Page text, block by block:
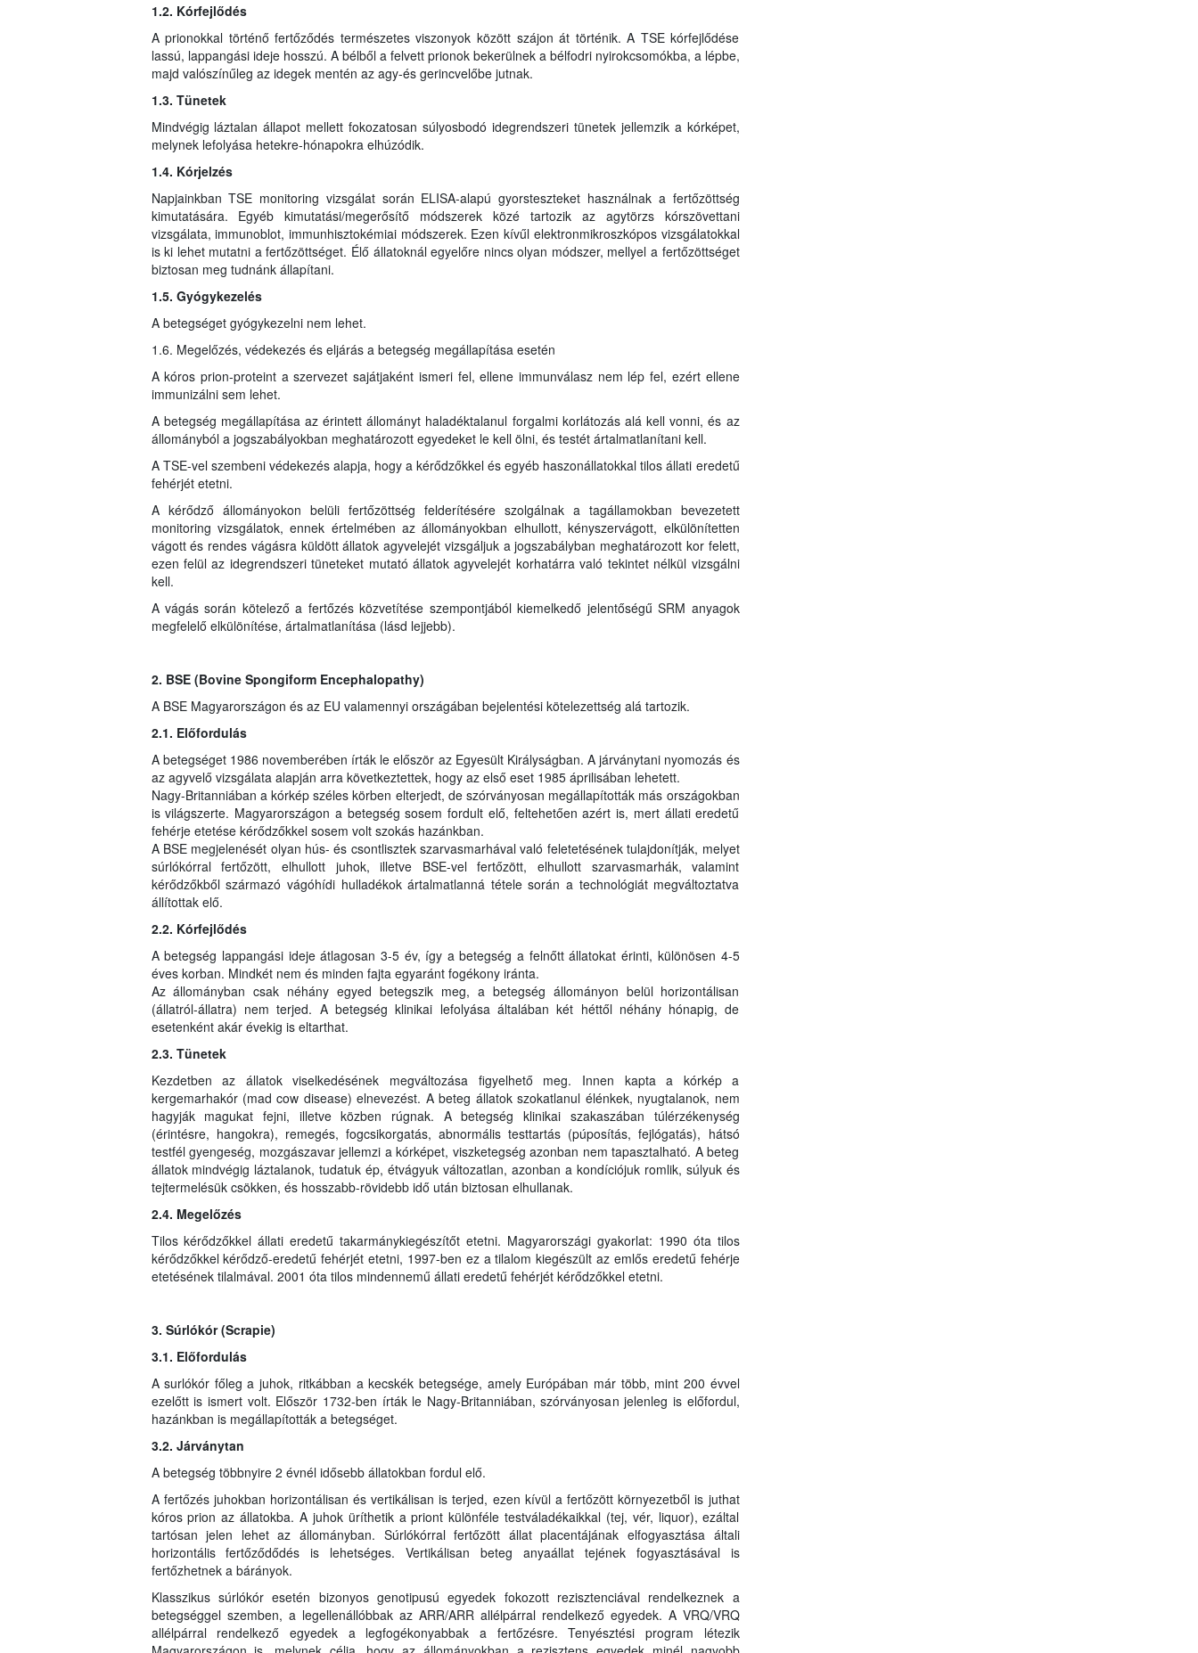
1.2. Kórfejlődés
A prionokkal történő fertőződés természetes viszonyok között szájon át történik. A TSE kórfejlődése
lassú, lappangási ideje hosszú. A bélből a felvett prionok bekerülnek a bélfodri nyirokcsomókba, a lépbe,
majd valószínűleg az idegek mentén az agy-és gerincvelőbe jutnak.
1.3. Tünetek
Mindvégig láztalan állapot mellett fokozatosan súlyosbodó idegrendszeri tünetek jellemzik a kórképet,
melynek lefolyása hetekre-hónapokra elhúzódik.
1.4. Kórjelzés
Napjainkban TSE monitoring vizsgálat során ELISA-alapú gyorsteszteket használnak a fertőzöttség
kimutatására. Egyéb kimutatási/megerősítő módszerek közé tartozik az agytörzs kórszövettani
vizsgálata, immunoblot, immunhisztokémiai módszerek. Ezen kívűl elektronmikroszkópos vizsgálatokkal
is ki lehet mutatni a fertőzöttséget. Élő állatoknál egyelőre nincs olyan módszer, mellyel a fertőzöttséget
biztosan meg tudnánk állapítani.
1.5. Gyógykezelés
A betegséget gyógykezelni nem lehet.
1.6. Megelőzés, védekezés és eljárás a betegség megállapítása esetén
A kóros prion-proteint a szervezet sajátjaként ismeri fel, ellene immunválasz nem lép fel, ezért ellene
immunizálni sem lehet.
A betegség megállapítása az érintett állományt haladéktalanul forgalmi korlátozás alá kell vonni, és az
állományból a jogszabályokban meghatározott egyedeket le kell ölni, és testét ártalmatlanítani kell.
A TSE-vel szembeni védekezés alapja, hogy a kérődzőkkel és egyéb haszonállatokkal tilos állati eredetű
fehérjét etetni.
A kérődző állományokon belüli fertőzöttség felderítésére szolgálnak a tagállamokban bevezetett
monitoring vizsgálatok, ennek értelmében az állományokban elhullott, kényszervágott, elkülönítetten
vágott és rendes vágásra küldött állatok agyvelejét vizsgáljuk a jogszabályban meghatározott kor felett,
ezen felül az idegrendszeri tüneteket mutató állatok agyvelejét korhatárra való tekintet nélkül vizsgálni
kell.
A vágás során kötelező a fertőzés közvetítése szempontjából kiemelkedő jelentőségű SRM anyagok
megfelelő elkülönítése, ártalmatlanítása (lásd lejjebb).
2. BSE (Bovine Spongiform Encephalopathy)
A BSE Magyarországon és az EU valamennyi országában bejelentési kötelezettség alá tartozik.
2.1. Előfordulás
A betegséget 1986 novemberében írták le először az Egyesült Királyságban. A járványtani nyomozás és
az agyvelő vizsgálata alapján arra következtettek, hogy az első eset 1985 áprilisában lehetett.
Nagy-Britanniában a kórkép széles körben elterjedt, de szórványosan megállapították más országokban
is világszerte. Magyarországon a betegség sosem fordult elő, feltehetően azért is, mert állati eredetű
fehérje etetése kérődzőkkel sosem volt szokás hazánkban.
A BSE megjelenését olyan hús- és csontlisztek szarvasmarhával való feletetésének tulajdonítják, melyet
súrlókórral fertőzött, elhullott juhok, illetve BSE-vel fertőzött, elhullott szarvasmarhák, valamint
kérődzőkből származó vágóhídi hulladékok ártalmatlanná tétele során a technológiát megváltoztatva
állítottak elő.
2.2. Kórfejlődés
A betegség lappangási ideje átlagosan 3-5 év, így a betegség a felnőtt állatokat érinti, különösen 4-5
éves korban. Mindkét nem és minden fajta egyaránt fogékony iránta.
Az állományban csak néhány egyed betegszik meg, a betegség állományon belül horizontálisan
(állatról-állatra) nem terjed. A betegség klinikai lefolyása általában két héttől néhány hónapig, de
esetenként akár évekig is eltarthat.
2.3. Tünetek
Kezdetben az állatok viselkedésének megváltozása figyelhető meg. Innen kapta a kórkép a
kergemarhakór (mad cow disease) elnevezést. A beteg állatok szokatlanul élénkek, nyugtalanok, nem
hagyják magukat fejni, illetve közben rúgnak. A betegség klinikai szakaszában túlérzékenység
(érintésre, hangokra), remegés, fogcsikorgatás, abnormális testtartás (púposítás, fejlógatás), hátsó
testfél gyengeség, mozgászavar jellemzi a kórképet, viszketegség azonban nem tapasztalható. A beteg
állatok mindvégig láztalanok, tudatuk ép, étvágyuk változatlan, azonban a kondíciójuk romlik, súlyuk és
tejtermelésük csökken, és hosszabb-rövidebb idő után biztosan elhullanak.
2.4. Megelőzés
Tilos kérődzőkkel állati eredetű takarmánykiegészítőt etetni. Magyarországi gyakorlat: 1990 óta tilos
kérődzőkkel kérődző-eredetű fehérjét etetni, 1997-ben ez a tilalom kiegészült az emlős eredetű fehérje
etetésének tilalmával. 2001 óta tilos mindennemű állati eredetű fehérjét kérődzőkkel etetni.
3. Súrlókór (Scrapie)
3.1. Előfordulás
A surlókór főleg a juhok, ritkábban a kecskék betegsége, amely Európában már több, mint 200 évvel
ezelőtt is ismert volt. Először 1732-ben írták le Nagy-Britanniában, szórványosan jelenleg is előfordul,
hazánkban is megállapították a betegséget.
3.2. Járványtan
A betegség többnyire 2 évnél idősebb állatokban fordul elő.
A fertőzés juhokban horizontálisan és vertikálisan is terjed, ezen kívül a fertőzött környezetből is juthat
kóros prion az állatokba. A juhok üríthetik a priont különféle testváladékaikkal (tej, vér, liquor), ezáltal
tartósan jelen lehet az állományban. Súrlókórral fertőzött állat placentájának elfogyasztása általi
horizontális fertőződődés is lehetséges. Vertikálisan beteg anyaállat tejének fogyasztásával is
fertőzhetnek a bárányok.
Klasszikus súrlókór esetén bizonyos genotipusú egyedek fokozott rezisztenciával rendelkeznek a
betegséggel szemben, a legellenállóbbak az ARR/ARR allélpárral rendelkező egyedek. A VRQ/VRQ
allélpárral rendelkező egyedek a legfogékonyabbak a fertőzésre. Tenyésztési program létezik